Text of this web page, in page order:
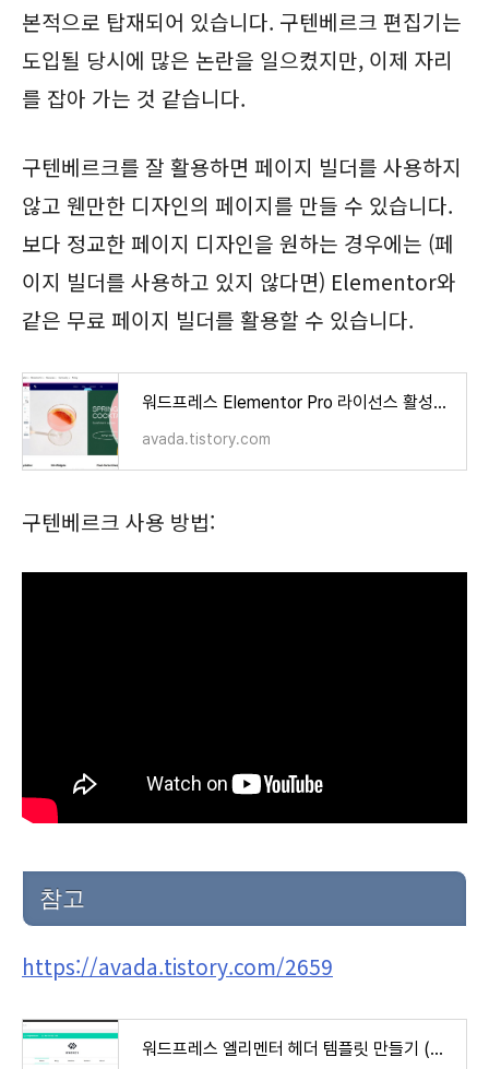
본적으로 탑재되어 있습니다. 구텐베르크 편집기는
도입될 당시에 많은 논란을 일으켰지만, 이제 자리
를 잡아 가는 것 같습니다.
구텐베르크를 잘 활용하면 페이지 빌더를 사용하지
않고 웬만한 디자인의 페이지를 만들 수 있습니다.
보다 정교한 페이지 디자인을 원하는 경우에는 (페
이지 빌더를 사용하고 있지 않다면) Elementor와
같은 무료 페이지 빌더를 활용할 수 있습니다.
워드프레스 Elementor Pro 라이선스 활성화하기 (엘리멘터 프로 설치 및 템플릿 로드)
avada.tistory.com
구텐베르크 사용 방법:
참고
https://avada.tistory.com/2659
워드프레스 엘리멘터 헤더 템플릿 만들기 (헤더 & 푸터 커스텀)